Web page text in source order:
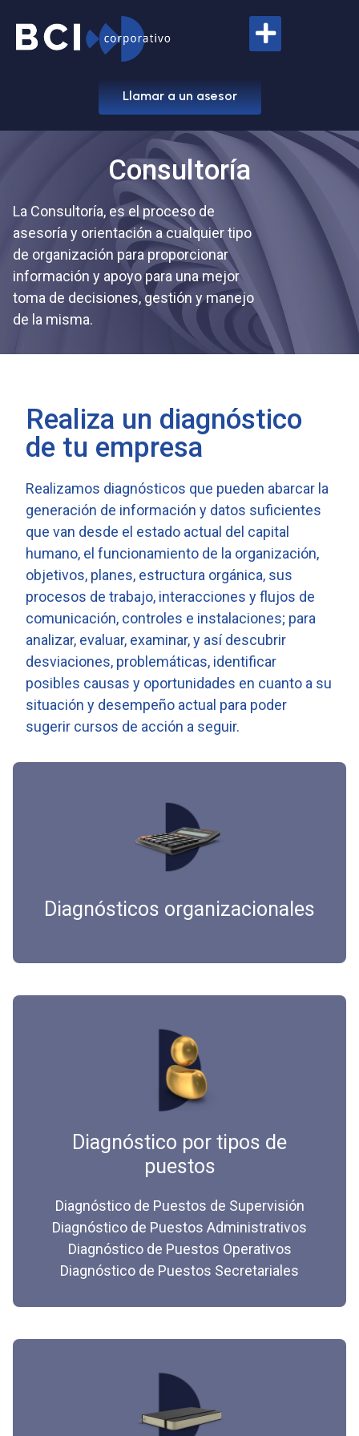
Llamar a un asesor
Consultoría
La Consultoría, es el proceso de
asesoría y orientación a cualquier tipo
de organización para proporcionar
información y apoyo para una mejor
toma de decisiones, gestión y manejo
de la misma.
Realiza un diagnóstico
de tu empresa
Realizamos diagnósticos que pueden abarcar la
generación de información y datos suficientes
que van desde el estado actual del capital
humano, el funcionamiento de la organización,
objetivos, planes, estructura orgánica, sus
procesos de trabajo, interacciones y flujos de
comunicación, controles e instalaciones; para
analizar, evaluar, examinar, y así descubrir
desviaciones, problemáticas, identificar
posibles causas y oportunidades en cuanto a su
situación y desempeño actual para poder
sugerir cursos de acción a seguir.
Diagnósticos organizacionales
Diagnóstico por tipos de
puestos
Diagnóstico de Puestos de Supervisión
Diagnóstico de Puestos Administrativos
Diagnóstico de Puestos Operativos
Diagnóstico de Puestos Secretariales